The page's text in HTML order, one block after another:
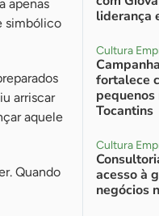
apenas
simbólico
arriscar
aquele
Quando
liderança
Cultura
fortalece
pequenos
Tocantins
Cultura
acesso à
negócios